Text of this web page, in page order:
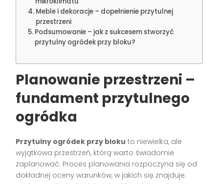
Meble i dekoracje – dopełnienie przytulnej
przestrzeni
Podsumowanie – jak z sukcesem stworzyć
przytulny ogródek przy bloku?
Planowanie przestrzeni –
fundament przytulnego
ogródka
Przytulny ogródek przy bloku to niewielka, ale
wyjątkowa przestrzeń, którą warto świadomie
zaplanować. Proces planowania rozpoczyna się od
dokładnej oceny warunków, w jakich się znajduje: